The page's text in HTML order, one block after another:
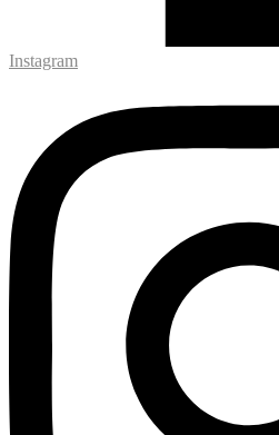
Instagram